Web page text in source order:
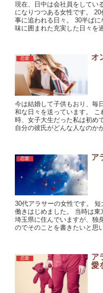
現在、日中は会社員をしてい
になりつつある女性です。
事に追われる日々。 30半ば
味に囲まれた充実した日々を
恋愛 オ
今は結婚して子供もおり、毎
和な日々を送っています。
時、女子大生だった私は初め
自分の彼氏がどんな人なのか
恋愛 ア
30代アラサーの女性です。
働きはじめました。 当時は
埼玉県に住んでいますが、独
のでそのことを書きたいと思
恋愛
ア
愛